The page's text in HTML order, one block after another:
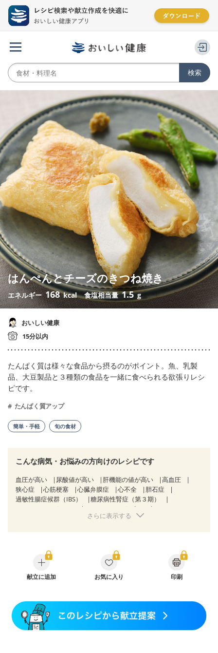
はんぺんとチーズのきつね焼き
エネルギー168 kcal 食塩相当量1.5 g
おいしい健康
15分以内
たんぱく質は様々な食品から摂るのがポイント。魚、乳製
品、大豆製品と３種類の食品を一緒に食べられる欲張りレシ
ピです。
たんぱく質アップ
簡単・手軽 旬の食材
こんな病気・お悩みの方向けのレシピです
血圧が高い 尿酸値が高い 肝機能の値が高い
高血圧
狭心症
心筋梗塞 心臓弁膜症 心不全
胆石症
過敏性腸症候群（IBS）
糖尿病性腎症（第３期）
CKD（ステージ３a）
CKD（ステージ３b）
乳がん（抗がん剤治療中）
乳がん（ホルモン療法中）
妊婦健診・体重増加が気になる（初期）
妊婦健診・血圧が気になる（初期）
妊婦健診・血糖値が気になる（初期）
妊娠高血圧(中期)
フレイル（年齢に合わせた体作り）
ニキビ・肌荒れ
妊活中 更年期
さらに表示する
献立に追加 お気に入り 印刷